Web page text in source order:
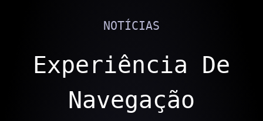
NOTÍCIAS
Experiência De
Navegação